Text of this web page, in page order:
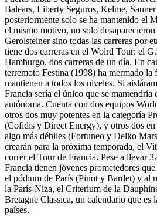
Balears, Liberty Seguros, Kelme,
posteriormente solo se ha mantenido el
el mismo motivo, no solo
Gerolsteiner sino todas las carreras por
tiene dos carreras en el Wolrd Tour: el
Hamburgo, dos carreras de un día. En
terremoto Festina (1998) ha mermado la
mantienen a todos los niveles. Si
Francia sería el único que se mantendría
autónoma. Cuenta con dos equipos
otros dos muy potentes en la categoría
(Cofidis y Direct Energy), y otros dos en
algo más débiles (Fortuneo y Delko
crearán para la próxima temporada, el
correr el Tour de Francia. Pese a llevar
Francia tienen jóvenes prometedores
el pódium de París (Pinot y Bardet) y al
la París-Niza, el Criterium de la
Bretagne Classica, un calendario que es
países.